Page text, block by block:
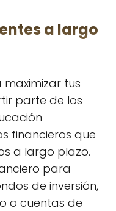
a largo
tus
parte de los
financieros que
a largo plazo.
para
de inversión,
o cuentas de